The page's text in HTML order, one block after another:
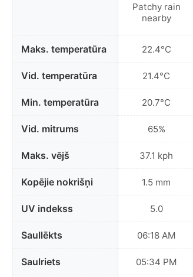
Maks. temperatūra
Vid. temperatūra
Min. temperatūra
Vid. mitrums
Maks. vējš
Kopējie nokrišņi
UV indekss
Saullēkts
Saulriets
Patchy rain
nearby
22.4°C
21.4°C
20.7°C
65%
37.1 kph
1.5 mm
5.0
06:18 AM
05:34 PM